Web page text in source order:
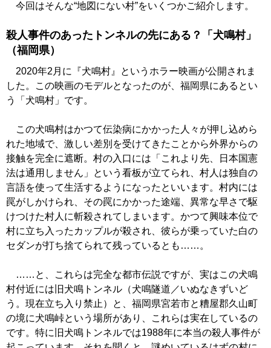
今回はそんな“地図にない村”をいくつかご紹介します。
殺人事件のあったトンネルの先にある？「犬鳴村」
（福岡県）
2020年2月に『犬鳴村』というホラー映画が公開されま
した。この映画のモデルとなったのが、福岡県にあるとい
う「犬鳴村」です。
この犬鳴村はかつて伝染病にかかった人々が押し込めら
れた地域で、激しい差別を受けてきたことから外界からの
接触を完全に遮断。村の入口には「これより先、日本国憲
法は通用しません」という看板が立てられ、村人は独自の
言語を使って生活するようになったといいます。村内には
罠がしかけられ、その罠にかかった途端、異常な早さで駆
けつけた村人に斬殺されてしまいます。かつて興味本位で
村に立ち入ったカップルが殺され、彼らが乗っていた白の
セダンが打ち捨てられて残っているとも……。
……と、これらは完全な都市伝説ですが、実はこの犬鳴
村付近には旧犬鳴トンネル（犬鳴隧道／いぬなきずいど
う。現在立ち入り禁止）と、福岡県宮若市と糟屋郡久山町
の境に犬鳴峠という場所があり、これらは実在しているの
です。特に旧犬鳴トンネルでは1988年に本当の殺人事件が